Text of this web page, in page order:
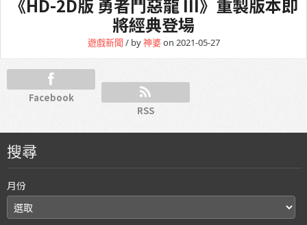
《HD-2D版 勇者鬥惡龍 III》重製版本即
將經典登場
遊戲新聞 / by神婆on 2021-05-27
Facebook
RSS
搜尋
月份